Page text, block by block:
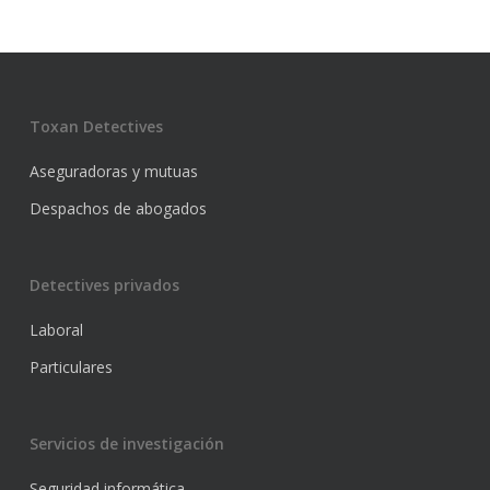
Toxan Detectives
Aseguradoras y mutuas
Despachos de abogados
Detectives privados
Laboral
Particulares
Servicios de investigación